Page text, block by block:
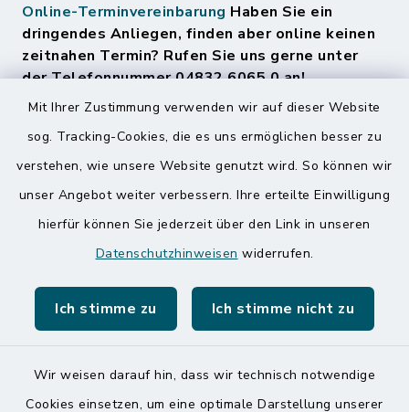
Mit Ihrer Zustimmung verwenden wir auf dieser Website
sog. Tracking-Cookies, die es uns ermöglichen besser zu
verstehen, wie unsere Website genutzt wird. So können wir
unser Angebot weiter verbessern. Ihre erteilte Einwilligung
hierfür können Sie jederzeit über den Link in unseren
Datenschutzhinweisen widerrufen.
Ich stimme zu Ich stimme nicht zu
Wir weisen darauf hin, dass wir technisch notwendige
Cookies einsetzen, um eine optimale Darstellung unserer
Online-Terminvereinbarung Haben Sie ein
dringendes Anliegen, finden aber online keinen
zeitnahen Termin? Rufen Sie uns gerne unter
der Telefonnummer 04832 6065 0 an!
Quicklinks
Amt Mitteldithmarschen
Speicherkoog Meldorfer Koog
Kontakt